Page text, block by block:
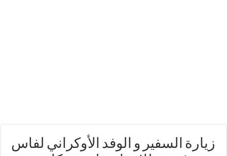
زيارة السفير و الوفد الأوكراني لفاس